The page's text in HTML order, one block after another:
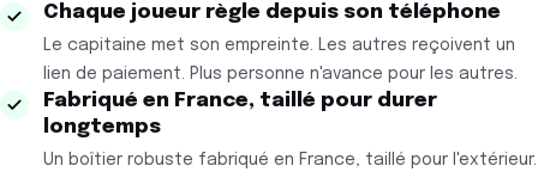
Chaque joueur règle depuis son téléphone
Le capitaine met son empreinte. Les autres reçoivent un
lien de paiement. Plus personne n'avance pour les autres.
Fabriqué en France, taillé pour durer
longtemps
Un boîtier robuste fabriqué en France, taillé pour l'extérieur.